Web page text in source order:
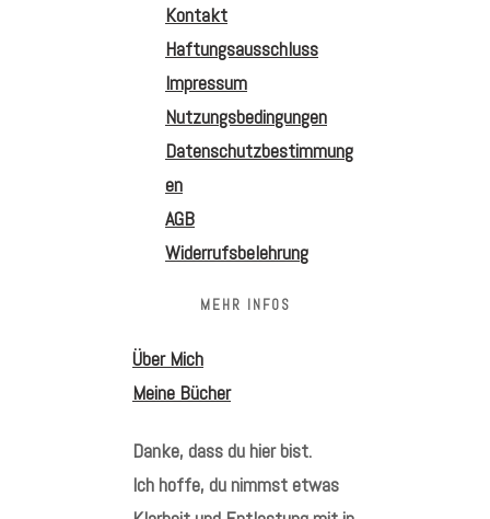
Kontakt
Haftungsausschluss
Impressum
Nutzungsbedingungen
Datenschutzbestimmung
en
AGB
Widerrufsbelehrung
MEHR INFOS
Über Mich
Meine Bücher
Danke, dass du hier bist.
Ich hoffe, du nimmst etwas